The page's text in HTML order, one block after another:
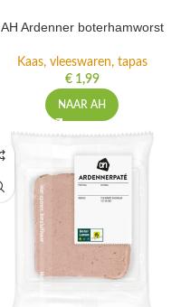
AH Ardenner boterhamworst
Kaas, vleeswaren, tapas
€1,99
NAAR AH